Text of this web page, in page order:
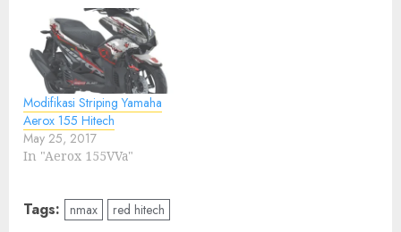
Modifikasi Striping Yamaha
Aerox 155 Hitech
May 25, 2017
In "Aerox 155VVa"
Tags: nmax red hitech